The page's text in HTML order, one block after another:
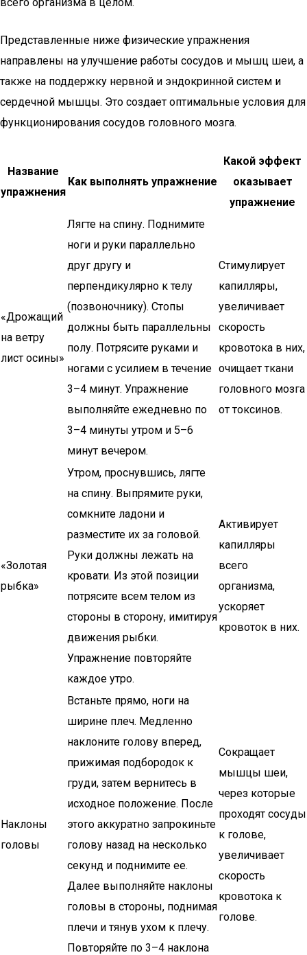
Представленные ниже физические упражнения
направлены на улучшение работы сосудов и мышц шеи, а
также на поддержку нервной и эндокринной систем и
сердечной мышцы. Это создает оптимальные условия для
функционирования сосудов головного мозга.
Название
упражнения
Как выполнять упражнение
Какой эффект
оказывает
упражнение
«Дрожащий
на ветру
лист осины»
Лягте на спину. Поднимите
ноги и руки параллельно
друг другу и
перпендикулярно к телу
(позвоночнику). Стопы
должны быть параллельны
полу. Потрясите руками и
ногами с усилием в течение
3–4 минут. Упражнение
выполняйте ежедневно по
3–4 минуты утром и 5–6
минут вечером.
Стимулирует
капилляры,
увеличивает
скорость
кровотока в них,
очищает ткани
головного мозга
от токсинов.
«Золотая
рыбка»
Утром, проснувшись, лягте
на спину. Выпрямите руки,
сомкните ладони и
разместите их за головой.
Руки должны лежать на
кровати. Из этой позиции
потрясите всем телом из
стороны в сторону, имитируя
движения рыбки.
Упражнение повторяйте
каждое утро.
Активирует
капилляры
всего
организма,
ускоряет
кровоток в них.
Наклоны
головы
Встаньте прямо, ноги на
ширине плеч. Медленно
наклоните голову вперед,
прижимая подбородок к
груди, затем вернитесь в
исходное положение. После
этого аккуратно запрокиньте
голову назад на несколько
секунд и поднимите ее.
Далее выполняйте наклоны
головы в стороны, поднимая
плечи и тянув ухом к плечу.
Повторяйте по 3–4 наклона
Сокращает
мышцы шеи,
через которые
проходят сосуды
к голове,
увеличивает
скорость
кровотока к
голове.